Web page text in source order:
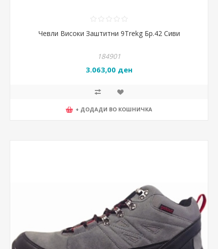
Чевли Високи Заштитни 9Trekg Бр.42 Сиви
184901
3.063,00 ден
+ ДОДАДИ ВО КОШНИЧКА